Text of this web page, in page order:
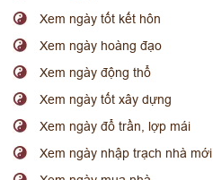
Xem ngày tốt kết hôn
Xem ngày hoàng đạo
Xem ngày động thổ
Xem ngày tốt xây dựng
Xem ngày đổ trần, lợp mái
Xem ngày nhập trạch nhà mới